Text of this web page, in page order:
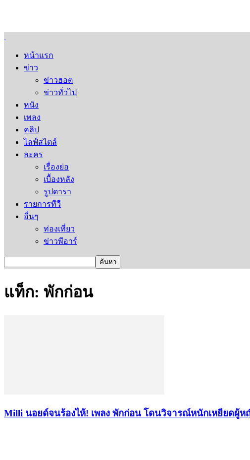
หน้าแรก
ข่าว
ข่าวฮอต
ข่าวทั่วไป
หนัง
เพลง
คลิป
ไลฟ์สไตล์
ละคร
เรื่องย่อ
เบื้องหลัง
รูปดารา
รายการทีวี
อื่นๆ
ท่องเที่ยว
ข่าวพีอาร์
แท็ก: พักก่อน
Milli นอยด์จนร้องไห้! เพลง พักก่อน โดนวิจารณ์หนักเหยียดผู้ห